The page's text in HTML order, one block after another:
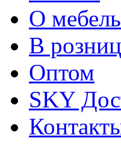
О
В
Оптом
SKY